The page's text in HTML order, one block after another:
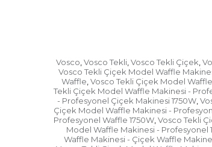
Vosco, Vosco Tekli, Vosco Tekli Çiçek,
Vosco Tekli Çiçek Model Waffle
Waffle, Vosco Tekli Çiçek Model
Tekli Çiçek Model Waffle Makinesi -
- Profesyonel Çiçek Makinesi 1750W,
Çiçek Model Waffle Makinesi -
Profesyonel Waffle 1750W, Vosco Tekli
Model Waffle Makinesi - Profesyonel
Waffle Makinesi - Çiçek Waffle